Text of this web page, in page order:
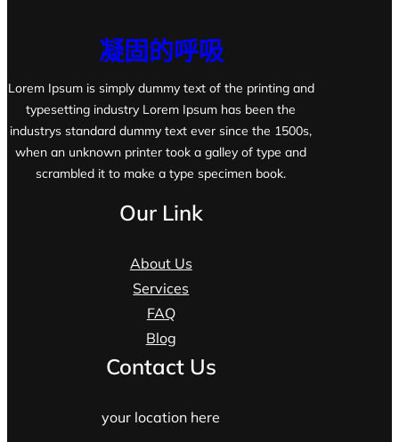
凝固的呼吸
Lorem Ipsum is simply dummy text of the printing and
typesetting industry Lorem Ipsum has been the
industrys standard dummy text ever since the 1500s,
when an unknown printer took a galley of type and
scrambled it to make a type specimen book.
Our Link
About Us
Services
FAQ
Blog
Contact Us
your location here